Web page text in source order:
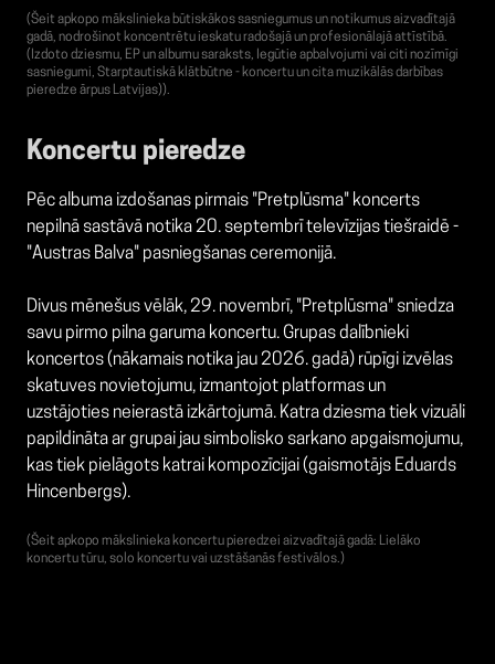
(Šeit apkopo mākslinieka būtiskākos sasniegumus un notikumus aizvadītajā
gadā, nodrošinot koncentrētu ieskatu radošajā un profesionālajā attīstībā.
(Izdoto dziesmu, EP un albumu saraksts, Iegūtie apbalvojumi vai citi nozīmīgi
sasniegumi, Starptautiskā klātbūtne - koncertu un cita muzikālās darbības
pieredze ārpus Latvijas)).
Koncertu pieredze
Pēc albuma izdošanas pirmais "Pretplūsma" koncerts
nepilnā sastāvā notika 20. septembrī televīzijas tiešraidē -
"Austras Balva" pasniegšanas ceremonijā.
Divus mēnešus vēlāk, 29. novembrī, "Pretplūsma" sniedza
savu pirmo pilna garuma koncertu. Grupas dalībnieki
koncertos (nākamais notika jau 2026. gadā) rūpīgi izvēlas
skatuves novietojumu, izmantojot platformas un
uzstājoties neierastā izkārtojumā. Katra dziesma tiek vizuāli
papildināta ar grupai jau simbolisko sarkano apgaismojumu,
kas tiek pielāgots katrai kompozīcijai (gaismotājs Eduards
Hincenbergs).
(Šeit apkopo mākslinieka koncertu pieredzei aizvadītajā gadā: Lielāko
koncertu tūru, solo koncertu vai uzstāšanās festivālos.)